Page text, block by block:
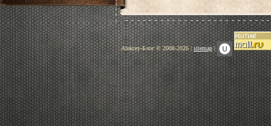
Alekcey-Блог © 2008-2026 |sitemap|